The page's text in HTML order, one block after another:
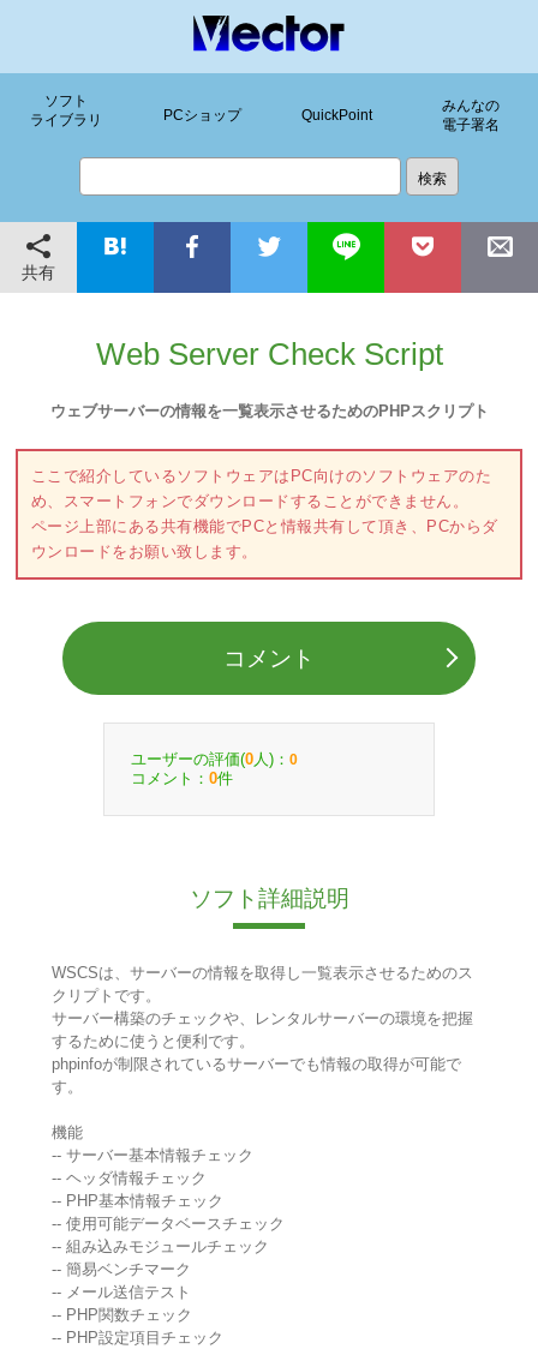
ソフト
ライブラリ
PCショップ QuickPoint
みんなの
電子署名
共有
Web Server Check Script
ウェブサーバーの情報を一覧表示させるためのPHPスクリプト
ここで紹介しているソフトウェアはPC向けのソフトウェアのた
め、スマートフォンでダウンロードすることができません。
ページ上部にある共有機能でPCと情報共有して頂き、PCからダ
ウンロードをお願い致します。
コメント
ユーザーの評価(0 人)： 0
コメント： 0件
ソフト詳細説明
WSCSは、サーバーの情報を取得し一覧表示させるためのス
クリプトです。
サーバー構築のチェックや、レンタルサーバーの環境を把握
するために使うと便利です。
phpinfoが制限されているサーバーでも情報の取得が可能で
す。
機能
-- サーバー基本情報チェック
-- ヘッダ情報チェック
-- PHP基本情報チェック
-- 使用可能データベースチェック
-- 組み込みモジュールチェック
-- 簡易ベンチマーク
-- メール送信テスト
-- PHP関数チェック
-- PHP設定項目チェック